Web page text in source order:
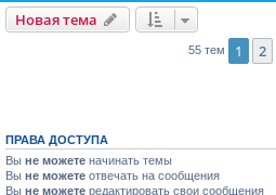
Новая тема
Новаятема
55 тем 1 2
ПРАВА ДОСТУПА
Вы не можете начинать темы
Вы не можете отвечать на сообщения
Вы не можете редактировать свои сообщения